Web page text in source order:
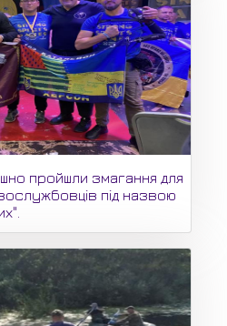
пройшли змагання для
під назвою